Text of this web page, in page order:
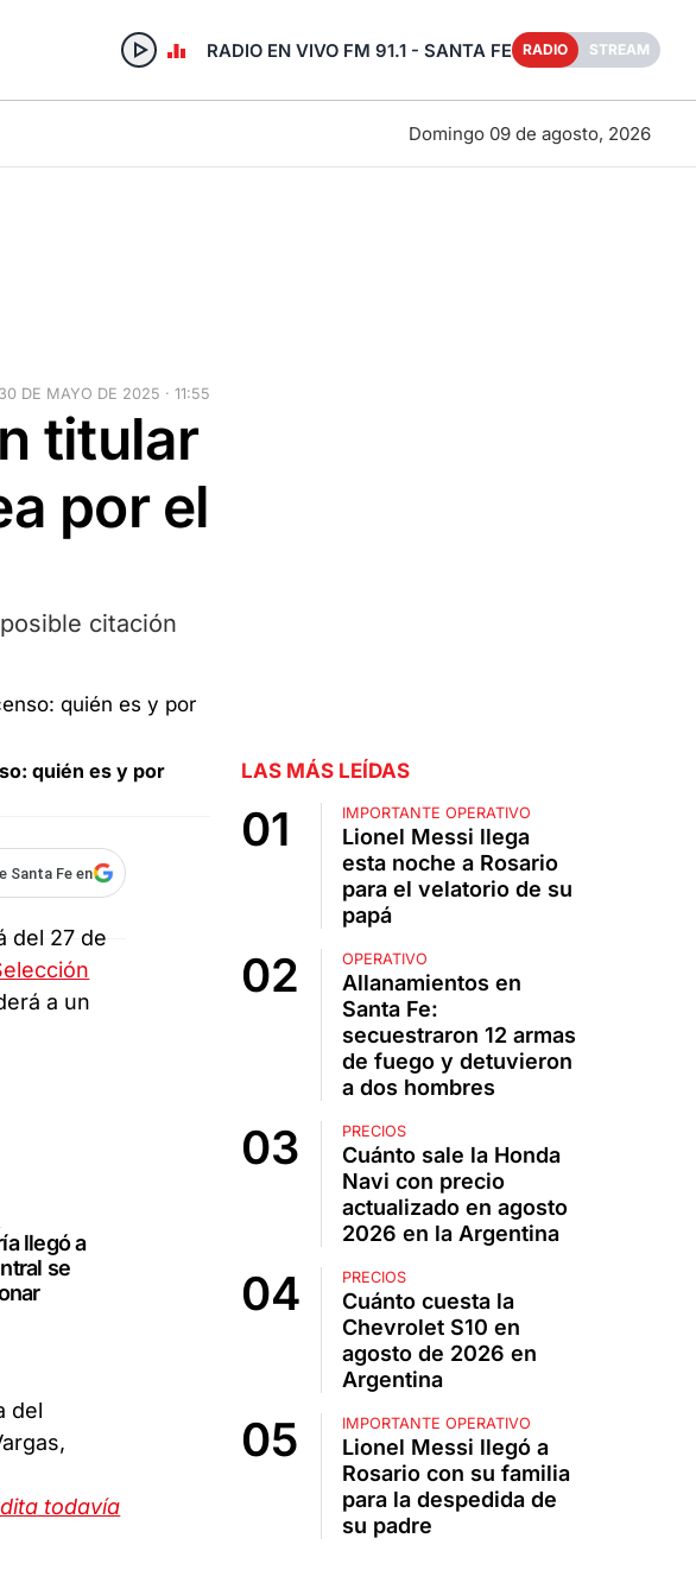
RADIO EN VIVO FM 91.1 - SANTA FE RADIO STREAM
Domingo 09 de agosto, 2026
30 DE MAYO DE 2025 · 11:55
titular
por el
citación
quién es y por
Santa Fe en
del 27 de
a un
llegó a
se
del
todavía
LAS MÁS LEÍDAS
IMPORTANTE OPERATIVO
Lionel Messi llega
esta noche a Rosario
para el velatorio de su
papá
OPERATIVO
Allanamientos en
Santa Fe:
secuestraron 12 armas
de fuego y detuvieron
a dos hombres
PRECIOS
Cuánto sale la Honda
Navi con precio
actualizado en agosto
2026 en la Argentina
PRECIOS
Cuánto cuesta la
Chevrolet S10 en
agosto de 2026 en
Argentina
IMPORTANTE OPERATIVO
Lionel Messi llegó a
Rosario con su familia
para la despedida de
su padre